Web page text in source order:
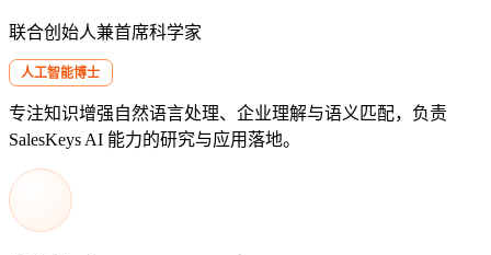
联合创始人兼首席科学家
人工智能博士
专注知识增强自然语言处理、企业理解与语义匹配，负责
SalesKeys AI 能力的研究与应用落地。